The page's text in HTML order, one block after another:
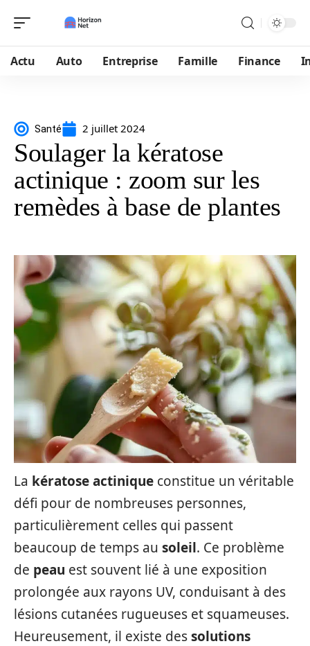
Actu Auto Entreprise Famille Finance
Santé 2 juillet 2024
Soulager la kératose
actinique : zoom sur les
remèdes à base de plantes
La kératose actinique constitue un véritable
défi pour de nombreuses personnes,
particulièrement celles qui passent
beaucoup de temps au soleil. Ce problème
de peau est souvent lié à une exposition
prolongée aux rayons UV, conduisant à des
lésions cutanées rugueuses et squameuses.
Heureusement, il existe dessolutions